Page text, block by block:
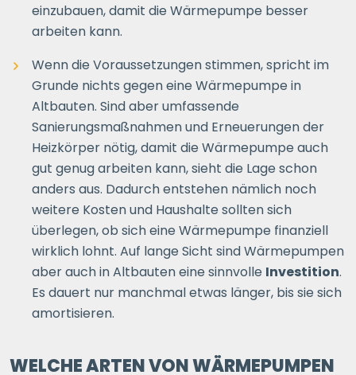
einzubauen, damit die Wärmepumpe besser
arbeiten kann.
Wenn die Voraussetzungen stimmen, spricht im
Grunde nichts gegen eine Wärmepumpe in
Altbauten. Sind aber umfassende
Sanierungsmaßnahmen und Erneuerungen der
Heizkörper nötig, damit die Wärmepumpe auch
gut genug arbeiten kann, sieht die Lage schon
anders aus. Dadurch entstehen nämlich noch
weitere Kosten und Haushalte sollten sich
überlegen, ob sich eine Wärmepumpe finanziell
wirklich lohnt. Auf lange Sicht sind Wärmepumpen
aber auch in Altbauten eine sinnvolle Investition.
Es dauert nur manchmal etwas länger, bis sie sich
amortisieren.
WELCHE ARTEN VON WÄRMEPUMPEN